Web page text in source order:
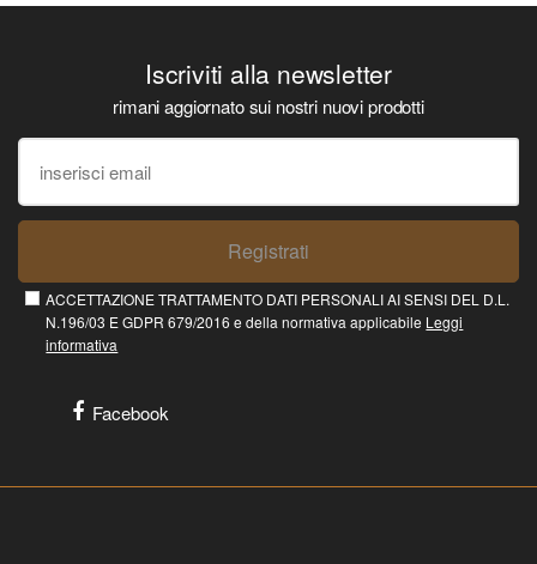
Iscriviti alla newsletter
rimani aggiornato sui nostri nuovi prodotti
Registrati
ACCETTAZIONE TRATTAMENTO DATI PERSONALI AI SENSI DEL D.L.
N.196/03 E GDPR 679/2016 e della normativa applicabile Leggi
informativa
Facebook